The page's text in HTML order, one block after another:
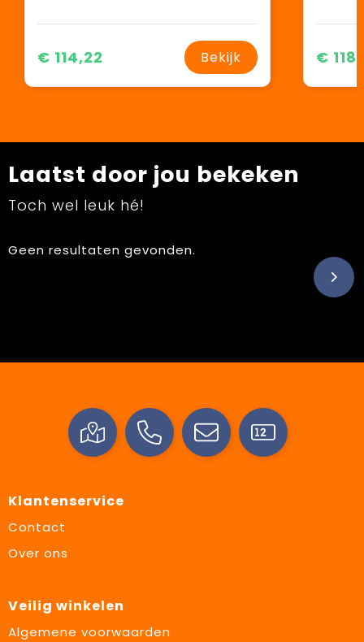
€ 114,22 Bekijk €
Laatst door jou bekeken
Toch wel leuk hé!
Geen resultaten gevonden.
Klantenservice
Contact
Over ons
Veilig winkelen
Algemene voorwaarden